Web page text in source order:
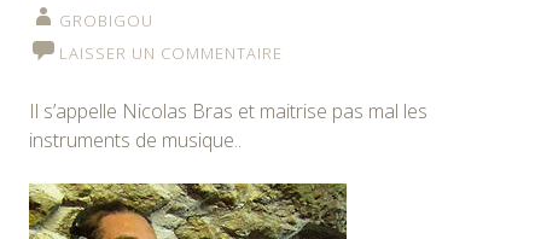
GROBIGOU
LAISSER UN COMMENTAIRE
Il s’appelle Nicolas Bras et maitrise pas mal les
instruments de musique..